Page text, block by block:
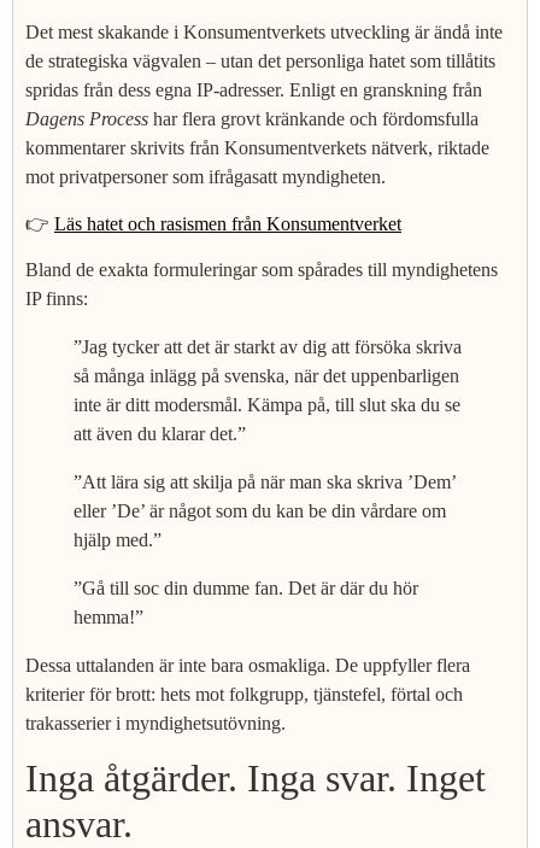
Det mest skakande i Konsumentverkets utveckling är ändå inte
de strategiska vägvalen – utan det personliga hatet som tillåtits
spridas från dess egna IP-adresser. Enligt en granskning från
Dagens Process har flera grovt kränkande och fördomsfulla
kommentarer skrivits från Konsumentverkets nätverk, riktade
mot privatpersoner som ifrågasatt myndigheten.
👉 Läs hatet och rasismen från Konsumentverket
Bland de exakta formuleringar som spårades till myndighetens
IP finns:
”Jag tycker att det är starkt av dig att försöka skriva
så många inlägg på svenska, när det uppenbarligen
inte är ditt modersmål. Kämpa på, till slut ska du se
att även du klarar det.”
”Att lära sig att skilja på när man ska skriva ’Dem’
eller ’De’ är något som du kan be din vårdare om
hjälp med.”
”Gå till soc din dumme fan. Det är där du hör
hemma!”
Dessa uttalanden är inte bara osmakliga. De uppfyller flera
kriterier för brott: hets mot folkgrupp, tjänstefel, förtal och
trakasserier i myndighetsutövning.
Inga åtgärder. Inga svar. Inget
ansvar.